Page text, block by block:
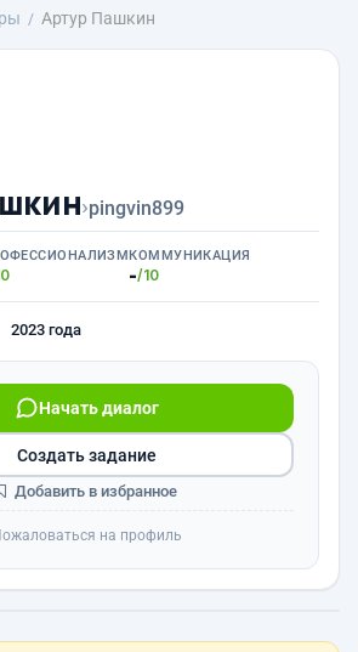
Артур Пашкин
›pingvin899
КОММУНИКАЦИЯ
-/10
2023 года
Начать диалог
Создать задание
Добавить в избранное
на профиль